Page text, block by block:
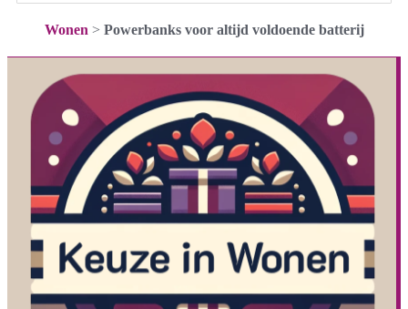
Wonen > Powerbanks voor altijd voldoende batterij